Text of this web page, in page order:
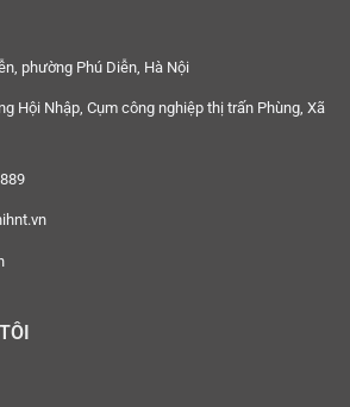
phường Phú Diễn, Hà Nội
Hội Nhập, Cụm công nghiệp thị trấn Phùng, Xã